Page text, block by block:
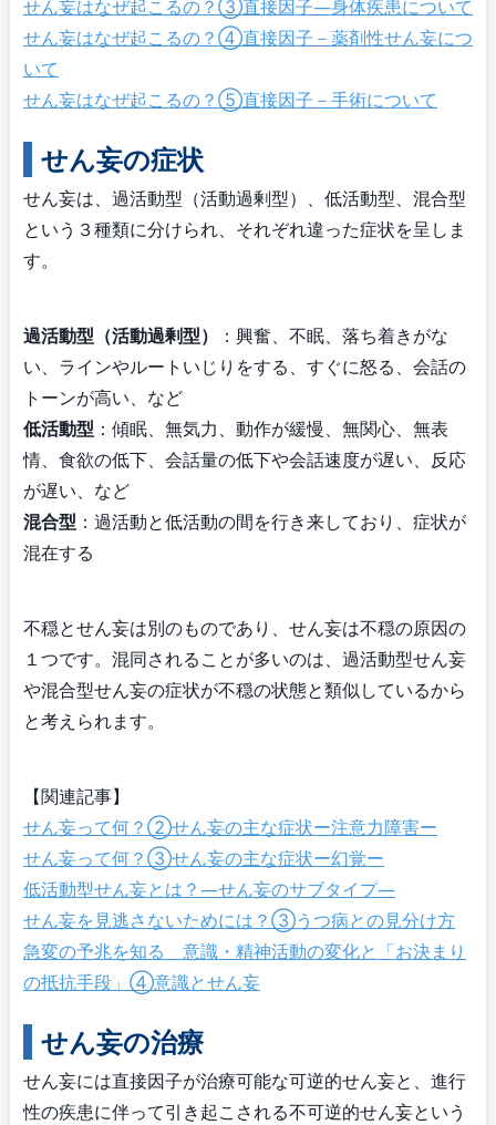
せん妄はなぜ起こるの？③直接因子―身体疾患について
せん妄はなぜ起こるの？④直接因子－薬剤性せん妄につ
いて
せん妄はなぜ起こるの？⑤直接因子－手術について
せん妄の症状
せん妄は、過活動型（活動過剰型）、低活動型、混合型
という３種類に分けられ、それぞれ違った症状を呈しま
す。
過活動型（活動過剰型）
：興奮、不眠、落ち着きがな
い、ラインやルートいじりをする、すぐに怒る、会話の
トーンが高い、など
低活動型 ：傾眠、無気力、動作が緩慢、無関心、無表
情、食欲の低下、会話量の低下や会話速度が遅い、反応
が遅い、など
混合型 ：過活動と低活動の間を行き来しており、症状が
混在する
不穏とせん妄は別のものであり、せん妄は不穏の原因の
１つです。混同されることが多いのは、過活動型せん妄
や混合型せん妄の症状が不穏の状態と類似しているから
と考えられます。
【関連記事】
せん妄って何？②せん妄の主な症状ー注意力障害ー
せん妄って何？③せん妄の主な症状ー幻覚ー
低活動型せん妄とは？―せん妄のサブタイプ―
せん妄を見逃さないためには？③うつ病との見分け方
急変の予兆を知る 意識・精神活動の変化と「お決まり
の抵抗手段」④意識とせん妄
せん妄の治療
せん妄には直接因子が治療可能な可逆的せん妄と、進行
性の疾患に伴って引き起こされる不可逆的せん妄という